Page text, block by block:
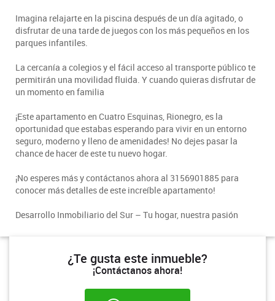
Imagina relajarte en la piscina después de un día agitado, o
disfrutar de una tarde de juegos con los más pequeños en los
parques infantiles.
La cercanía a colegios y el fácil acceso al transporte público te
permitirán una movilidad fluida. Y cuando quieras disfrutar de
un momento en familia
¡Este apartamento en Cuatro Esquinas, Rionegro, es la
oportunidad que estabas esperando para vivir en un entorno
seguro, moderno y lleno de amenidades! No dejes pasar la
chance de hacer de este tu nuevo hogar.
¡No esperes más y contáctanos ahora al 3156901885 para
conocer más detalles de este increíble apartamento!
Desarrollo Inmobiliario del Sur – Tu hogar, nuestra pasión
¿Te gusta este inmueble?
¡Contáctanos ahora!